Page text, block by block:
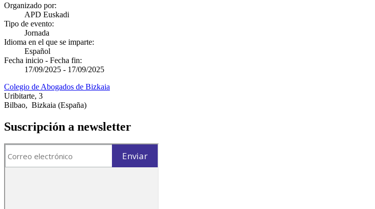
Organizado por:
APD Euskadi
Tipo de evento:
Jornada
Idioma en el que se imparte:
Español
Fecha inicio - Fecha fin:
17/09/2025 - 17/09/2025
Colegio de Abogados de Bizkaia
Uribitarte, 3
Bilbao, Bizkaia (España)
Suscripción a newsletter